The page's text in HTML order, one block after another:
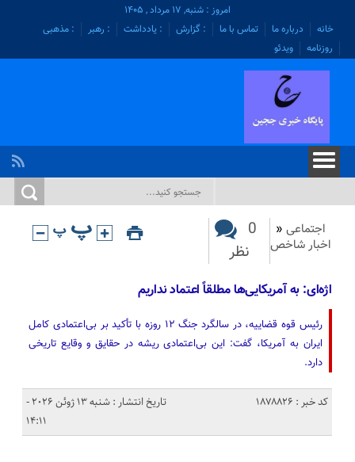
امروز : شنبه, ۱۷ مرداد , ۱۴۰۵
خانه
درباره ما تماس با ما : گزارش : یادداشت : رهبر
: مذهبی
روزنامه
ویدئو
اجتماعی «
اخبار شاخص
0
نظر
اژه‌ای: به آمریکایی‌ها مطلقاً اعتماد نداریم
رئیس قوه قضاییه، در سالگرد جنگ ۱۲ روزه با تأکید بر بی‌اعتمادی کامل
ایران به آمریکا، گفت: این بی‌اعتمادی ریشه در حقایق و وقایع تاریخی
دارد.
کد خبر : 1878826
تاریخ انتشار : شنبه 13 ژوئن 2026 -
14:11